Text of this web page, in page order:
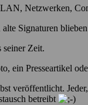
Netzwerken,
Signaturen
seiner Zeit.
ein Presseartikel
veröffentlicht.
betreibt